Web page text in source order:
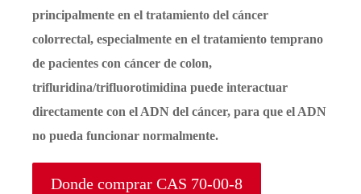
principalmente en el tratamiento del cáncer
colorrectal, especialmente en el tratamiento temprano
de pacientes con cáncer de colon,
trifluridina/trifluorotimidina puede interactuar
directamente con el ADN del cáncer, para que el ADN
no pueda funcionar normalmente.
Donde comprar CAS 70-00-8